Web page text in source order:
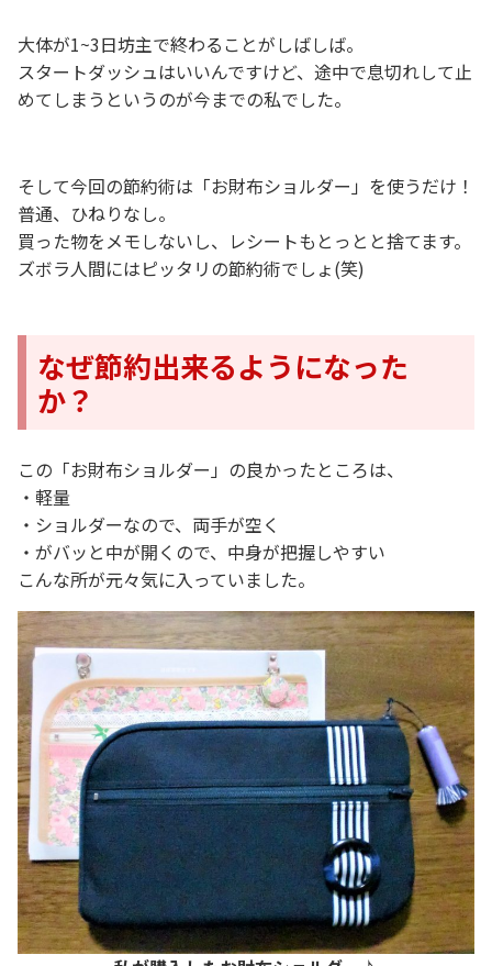
大体が1~3日坊主で終わることがしばしば。
スタートダッシュはいいんですけど、途中で息切れして止
めてしまうというのが今までの私でした。
そして今回の節約術は「お財布ショルダー」を使うだけ！
普通、ひねりなし。
買った物をメモしないし、レシートもとっとと捨てます。
ズボラ人間にはピッタリの節約術でしょ(笑)
なぜ節約出来るようになった
か？
この「お財布ショルダー」の良かったところは、
・軽量
・ショルダーなので、両手が空く
・がバッと中が開くので、中身が把握しやすい
こんな所が元々気に入っていました。